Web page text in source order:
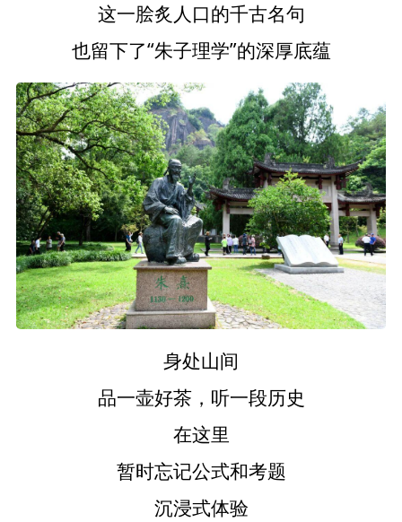
这一脍炙人口的千古名句
也留下了“朱子理学”的深厚底蕴
身处山间
品一壶好茶，听一段历史
在这里
暂时忘记公式和考题
沉浸式体验